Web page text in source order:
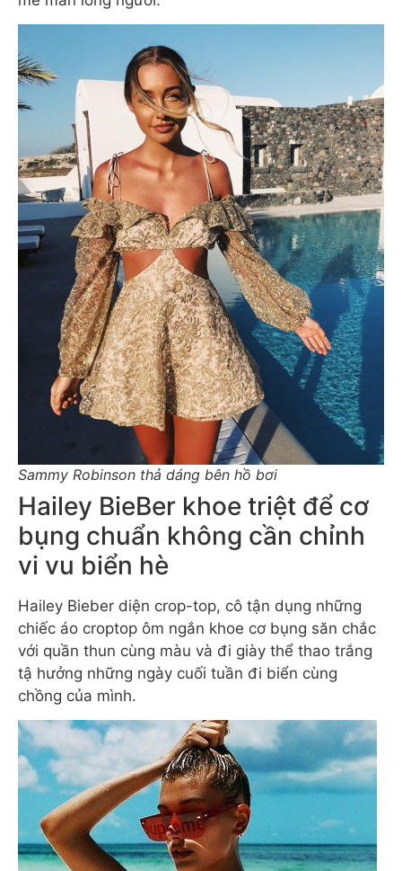
Sammy Robinson thả dáng bên hồ bơi
Hailey BieBer khoe triệt để cơ
bụng chuẩn không cần chỉnh
vi vu biển hè
Hailey Bieber diện crop-top, cô tận dụng những
chiếc áo croptop ôm ngắn khoe cơ bụng săn chắc
với quần thun cùng màu và đi giày thể thao trắng
tậ hưởng những ngày cuối tuần đi biển cùng
chồng của mình.